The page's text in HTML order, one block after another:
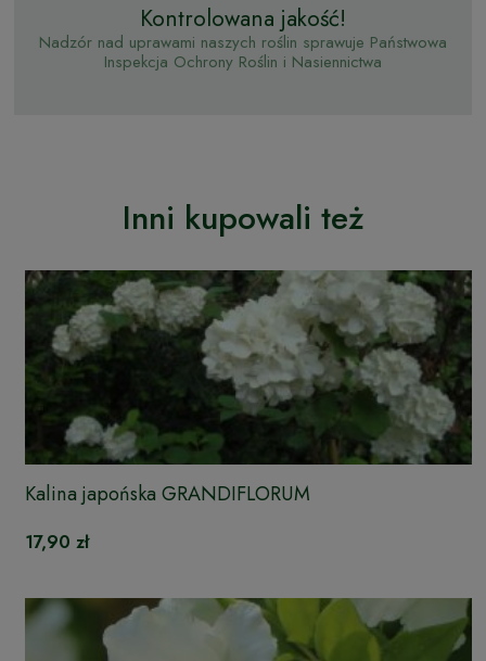
Kontrolowana jakość!
Nadzór nad uprawami naszych roślin sprawuje Państwowa
Inspekcja Ochrony Roślin i Nasiennictwa
Inni kupowali też
Kalina japońska GRANDIFLORUM
17,90 zł